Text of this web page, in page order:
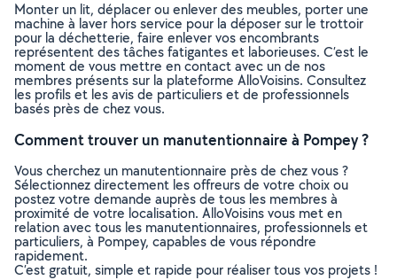
Monter un lit, déplacer ou enlever des meubles, porter une
machine à laver hors service pour la déposer sur le trottoir
pour la déchetterie, faire enlever vos encombrants
représentent des tâches fatigantes et laborieuses. C’est le
moment de vous mettre en contact avec un de nos
membres présents sur la plateforme AlloVoisins. Consultez
les profils et les avis de particuliers et de professionnels
basés près de chez vous.
Comment trouver un manutentionnaire à Pompey ?
Vous cherchez un manutentionnaire près de chez vous ?
Sélectionnez directement les offreurs de votre choix ou
postez votre demande auprès de tous les membres à
proximité de votre localisation. AlloVoisins vous met en
relation avec tous les manutentionnaires, professionnels et
particuliers, à Pompey, capables de vous répondre
rapidement.
C’est gratuit, simple et rapide pour réaliser tous vos projets !